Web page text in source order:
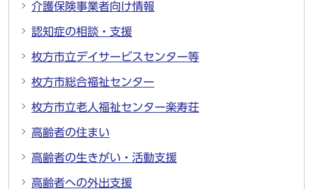
介護保険事業者向け情報
認知症の相談・支援
枚方市立デイサービスセンター等
枚方市総合福祉センター
枚方市立老人福祉センター楽寿荘
高齢者の住まい
高齢者の生きがい・活動支援
高齢者への外出支援